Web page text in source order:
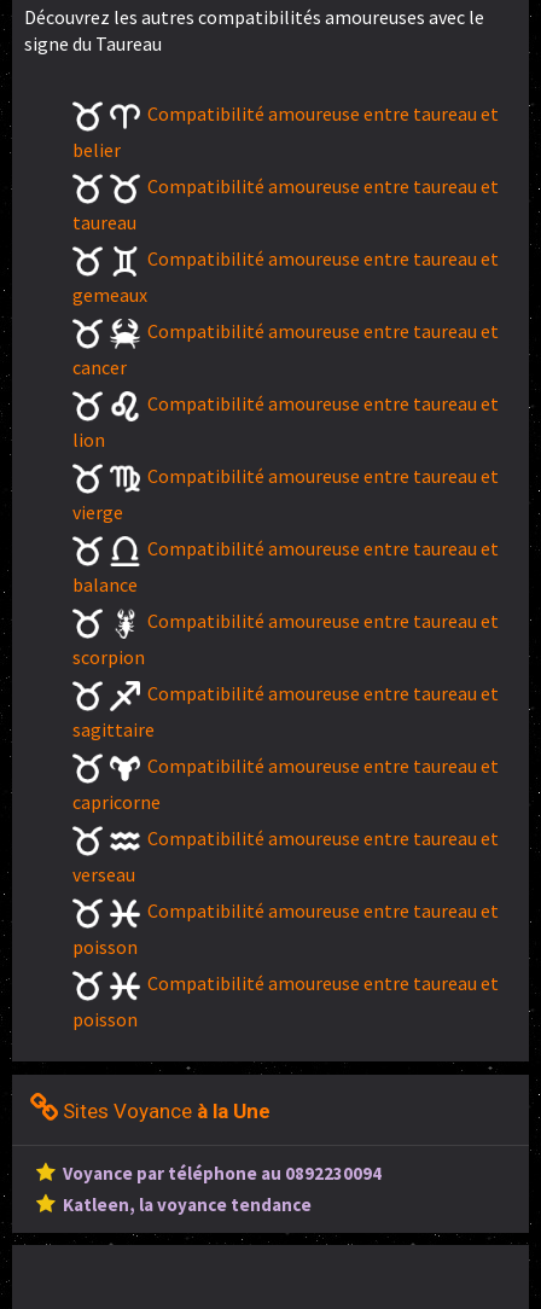
Découvrez les autres compatibilités amoureuses avec le
signe du Taureau
Compatibilité amoureuse entre taureau et
belier
Compatibilité amoureuse entre taureau et
taureau
Compatibilité amoureuse entre taureau et
gemeaux
Compatibilité amoureuse entre taureau et
cancer
Compatibilité amoureuse entre taureau et
lion
Compatibilité amoureuse entre taureau et
vierge
Compatibilité amoureuse entre taureau et
balance
Compatibilité amoureuse entre taureau et
scorpion
Compatibilité amoureuse entre taureau et
sagittaire
Compatibilité amoureuse entre taureau et
capricorne
Compatibilité amoureuse entre taureau et
verseau
Compatibilité amoureuse entre taureau et
poisson
Compatibilité amoureuse entre taureau et
poisson
Sites Voyance à la Une
Voyance par téléphone au 0892230094
Katleen, la voyance tendance